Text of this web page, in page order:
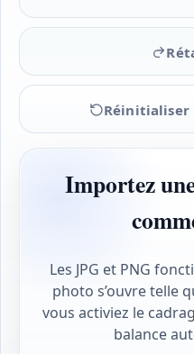
Réinitialiser
Importez
Les JPG et PNG
photo s’ouvre telle
vous activiez le
balance